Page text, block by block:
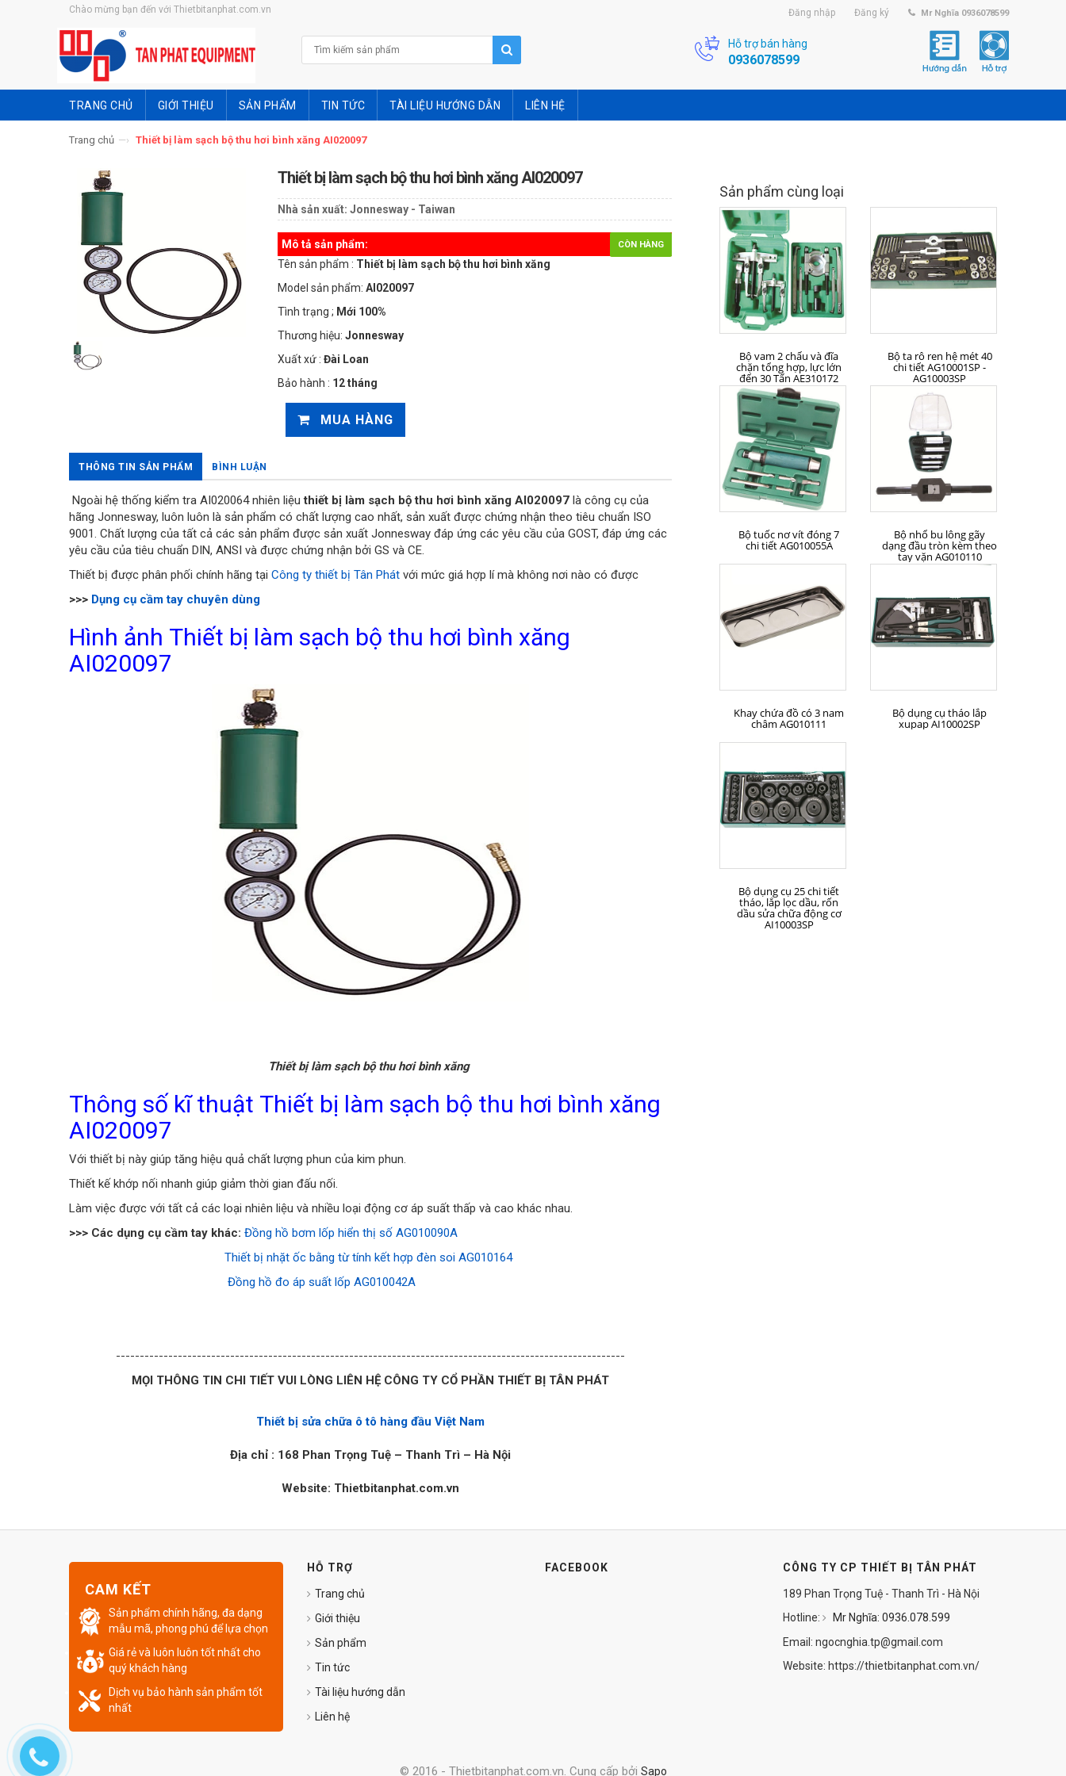
Chào mừng bạn đến với Thietbitanphat.com.vn Đăng nhập Đăng ký Mr Nghĩa 0936078599
Hỗ trợ bán hàng
0936078599
TRANG CHỦ GIỚI THIỆU SẢN PHẨM TIN TỨC TÀI LIỆU HƯỚNG DẪN LIÊN HỆ
Trang chủ —› Thiết bị làm sạch bộ thu hơi bình xăng AI020097
Thiết bị làm sạch bộ thu hơi bình xăng AI020097
Nhà sản xuất: Jonnesway - Taiwan
CÒN HÀNG
Mô tả sản phẩm:
Tên sản phẩm : Thiết bị làm sạch bộ thu hơi bình xăng
Model sản phẩm:AI020097
Tình trạng ; Mới 100%
Thương hiệu:Jonnesway
Xuất xứ :Đài Loan
Bảo hành : 12 tháng
MUA HÀNG
THÔNG TIN SẢN PHẨM BÌNH LUẬN
Ngoài hệ thống kiểm tra AI020064 nhiên liệuthiết bị làm sạch bộ thu hơi bình xăng AI020097 là công cụ của
hãng Jonnesway, luôn luôn là sản phẩm có chất lượng cao nhất, sản xuất được chứng nhận theo tiêu chuẩn ISO
9001. Chất lượng của tất cả các sản phẩm được sản xuất Jonnesway đáp ứng các yêu cầu của GOST, đáp ứng các
yêu cầu của tiêu chuẩn DIN, ANSI và được chứng nhận bởi GS và CE.
Thiết bị được phân phối chính hãng tại Công ty thiết bị Tân Phát với mức giá hợp lí mà không nơi nào có được
>>> Dụng cụ cầm tay chuyên dùng
Hình ảnh Thiết bị làm sạch bộ thu hơi bình xăng
AI020097
Thiết bị làm sạch bộ thu hơi bình xăng
Thông số kĩ thuật Thiết bị làm sạch bộ thu hơi bình xăng
AI020097
Với thiết bị này giúp tăng hiệu quả chất lượng phun của kim phun.
Thiết kế khớp nối nhanh giúp giảm thời gian đấu nối.
Làm việc được với tất cả các loại nhiên liệu và nhiều loại động cơ áp suất thấp và cao khác nhau.
>>> Các dụng cụ cầm tay khác: Đồng hồ bơm lốp hiển thị số AG010090A
Thiết bị nhặt ốc bằng từ tính kết hợp đèn soi AG010164
Đồng hồ đo áp suất lốp AG010042A
-----------------------------------------------------------------------------------------------------------
MỌI THÔNG TIN CHI TIẾT VUI LÒNG LIÊN HỆ CÔNG TY CỔ PHẦN THIẾT BỊ TÂN PHÁT
Thiết bị sửa chữa ô tô hàng đầu Việt Nam
Địa chỉ : 168 Phan Trọng Tuệ – Thanh Trì – Hà Nội
Website: Thietbitanphat.com.vn
Sản phẩm cùng loại
MUA HÀNG
Bộ vam 2 chấu và đĩa
chặn tổng hợp, lực lớn
đến 30 Tấn AE310172
Bộ ta rô ren hệ mét 40
chi tiết AG10001SP -
AG10003SP
MUA HÀNG
Bộ tuốc nơ vít đóng 7
chi tiết AG010055A
MUA HÀNG
Bộ nhổ bu lông gãy
dạng đầu tròn kèm theo
tay vặn AG010110
MUA HÀNG
Khay chứa đồ có 3 nam
châm AG010111
Bộ dụng cụ tháo lắp
xupap AI10002SP
Bộ dụng cụ 25 chi tiết
tháo, lắp lọc dầu, rốn
dầu sửa chữa động cơ
AI10003SP
CAM KẾT
Sản phẩm chính hãng, đa dạng
mẫu mã, phong phú để lựa chọn
Giá rẻ và luôn luôn tốt nhất cho
quý khách hàng
Dịch vụ bảo hành sản phẩm tốt
nhất
HỖ TRỢ
Trang chủ
Giới thiệu
Sản phẩm
Tin tức
Tài liệu hướng dẫn
Liên hệ
FACEBOOK CÔNG TY CP THIẾT BỊ TÂN PHÁT
189 Phan Trọng Tuệ - Thanh Trì - Hà Nội
Hotline:
Mr Nghĩa: 0936.078.599
Email: ngocnghia.tp@gmail.com
Website: https://thietbitanphat.com.vn/
© 2016 - Thietbitanphat.com.vn. Cung cấp bởi Sapo